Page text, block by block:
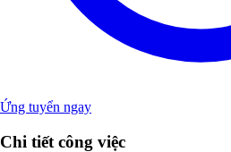
Ứng tuyển ngay
Chi tiết công việc